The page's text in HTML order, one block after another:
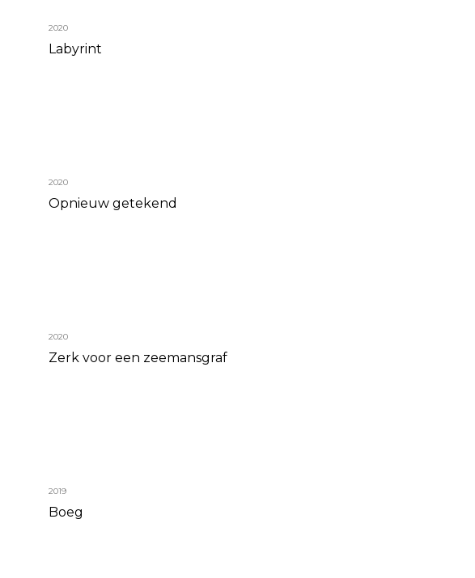
Labyrint
2020
Opnieuw getekend
2020
Zerk voor een zeemansgraf
2020
Boeg
2019